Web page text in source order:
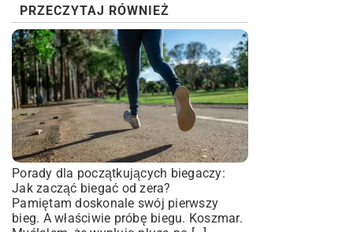
PRZECZYTAJ RÓWNIEŻ
Porady dla początkujących biegaczy:
Jak zacząć biegać od zera?
Pamiętam doskonale swój pierwszy
bieg. A właściwie próbę biegu. Koszmar.